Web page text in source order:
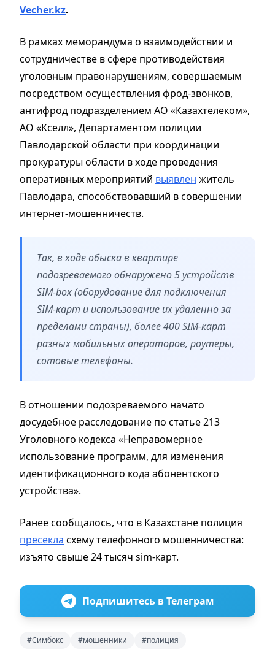
Vecher.kz.
В рамках меморандума о взаимодействии и
сотрудничестве в сфере противодействия
уголовным правонарушениям, совершаемым
посредством осуществления фрод-звонков,
антифрод подразделением АО «Казахтелеком»,
АО «Кселл», Департаментом полиции
Павлодарской области при координации
прокуратуры области в ходе проведения
оперативных мероприятий выявлен житель
Павлодара, способствовавший в совершении
интернет-мошенничеств.
Так, в ходе обыска в квартире
подозреваемого обнаружено 5 устройств
SIM-box (оборудование для подключения
SIM-карт и использование их удаленно за
пределами страны), более 400 SIM-карт
разных мобильных операторов, роутеры,
сотовые телефоны.
В отношении подозреваемого начато
досудебное расследование по статье 213
Уголовного кодекса «Неправомерное
использование программ, для изменения
идентификационного кода абонентского
устройства».
Ранее сообщалось, что в Казахстане полиция
пресекла схему телефонного мошенничества:
изъято свыше 24 тысяч sim-карт.
Подпишитесь в Телеграм
#Симбокс #мошенники #полиция